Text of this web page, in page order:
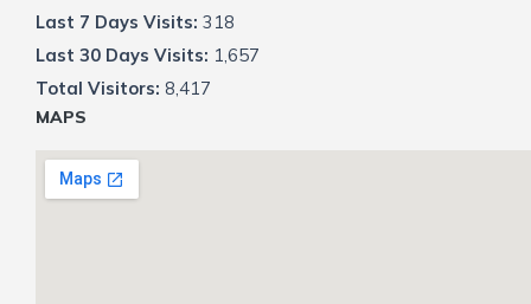
Last 7 Days Visits: 318
Last 30 Days Visits: 1,657
Total Visitors: 8,417
MAPS